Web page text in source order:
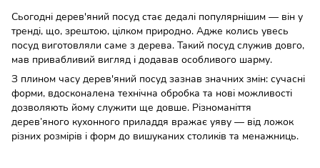
Сьогодні дерев'яний посуд стає дедалі популярнішим — він у
тренді, що, зрештою, цілком природно. Адже колись увесь
посуд виготовляли саме з дерева. Такий посуд служив довго,
мав привабливий вигляд і додавав особливого шарму.
З плином часу дерев'яний посуд зазнав значних змін: сучасні
форми, вдосконалена технічна обробка та нові можливості
дозволяють йому служити ще довше. Різноманіття
дерев’яного кухонного приладдя вражає уяву — від ложок
різних розмірів і форм до вишуканих столиків та менажниць.